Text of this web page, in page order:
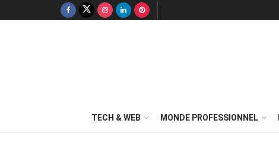
TECH & WEB MONDE PROFESSIONNEL